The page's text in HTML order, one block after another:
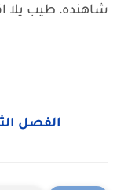
شاهنده، طيب يلا
الفصل